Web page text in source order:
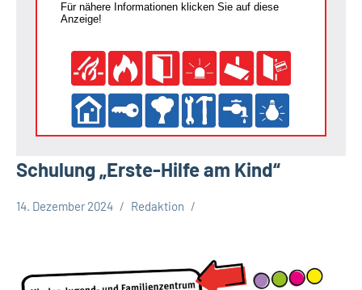
Für nähere Informationen klicken Sie auf diese
Anzeige!
Schulung „Erste-Hilfe am Kind“
14. Dezember 2024 Redaktion